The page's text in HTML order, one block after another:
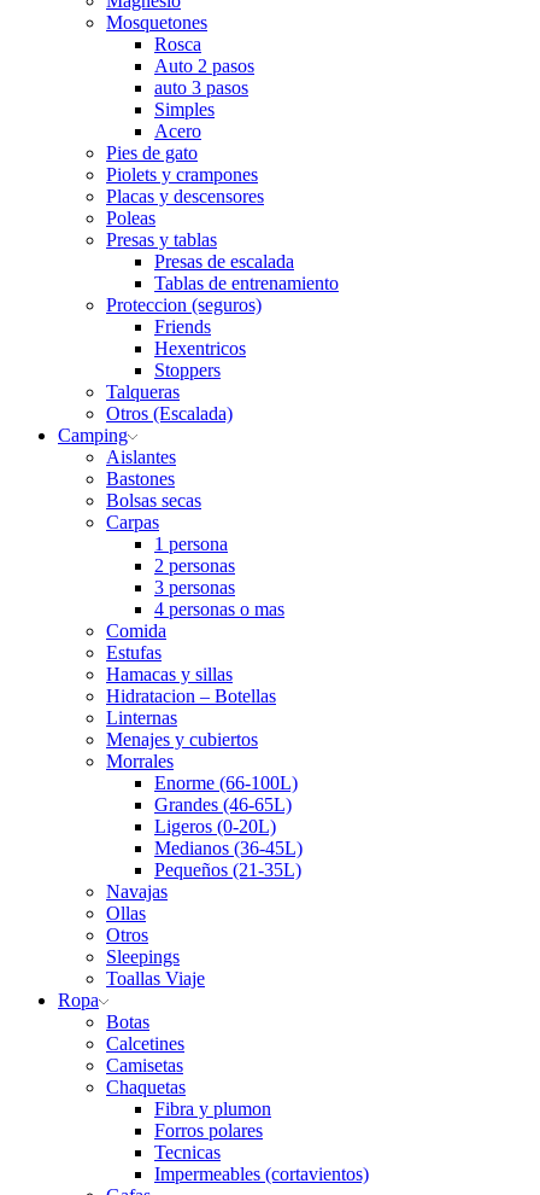
Mosquetones
Rosca
Auto 2 pasos
auto 3 pasos
Simples
Acero
Pies de gato
Piolets y crampones
Placas y descensores
Poleas
Presas y tablas
Presas de escalada
Tablas de entrenamiento
Proteccion (seguros)
Friends
Hexentricos
Stoppers
Talqueras
Otros (Escalada)
Camping
Aislantes
Bastones
Bolsas secas
Carpas
1 persona
2 personas
3 personas
4 personas o mas
Comida
Estufas
Hamacas y sillas
Hidratacion – Botellas
Linternas
Menajes y cubiertos
Morrales
Enorme (66-100L)
Grandes (46-65L)
Ligeros (0-20L)
Medianos (36-45L)
Pequeños (21-35L)
Navajas
Ollas
Otros
Sleepings
Toallas Viaje
Ropa
Botas
Calcetines
Camisetas
Chaquetas
Fibra y plumon
Forros polares
Tecnicas
Impermeables (cortavientos)